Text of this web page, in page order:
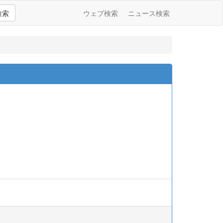
索 ウェブ検索 ニュース検索